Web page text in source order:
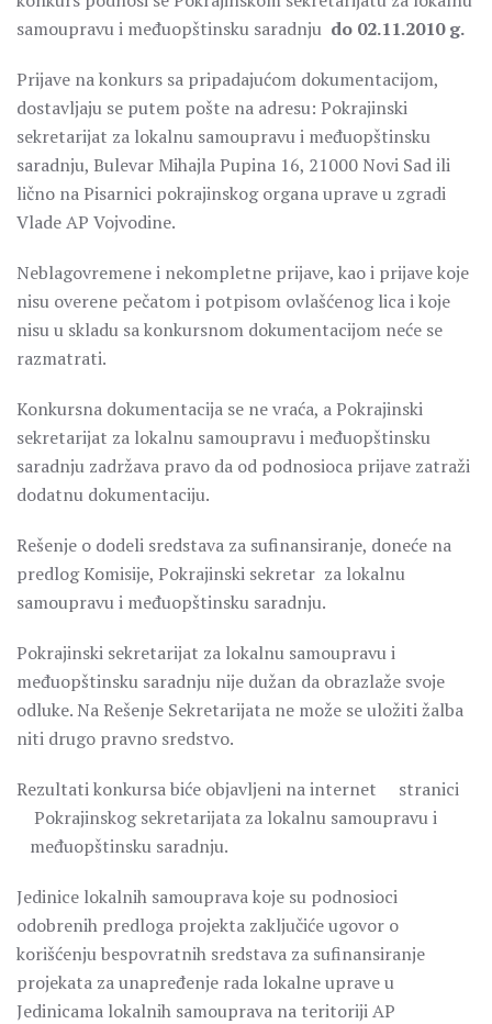
samoupravu i međuopštinsku saradnju do 02.11.2010g.
Prijave na konkurs sa pripadajućom dokumentacijom,
dostavljaju se putem pošte na adresu: Pokrajinski
sekretarijat za lokalnu samoupravu i međuopštinsku
saradnju, Bulevar Mihajla Pupina 16, 21000 Novi Sad ili
lično na Pisarnici pokrajinskog organa uprave u zgradi
Vlade AP Vojvodine.
Neblagovremene i nekompletne prijave, kao i prijave koje
nisu overene pečatom i potpisom ovlašćenog lica i koje
nisu u skladu sa konkursnom dokumentacijom neće se
razmatrati.
Konkursna dokumentacija se ne vraća, a Pokrajinski
sekretarijat za lokalnu samoupravu i međuopštinsku
saradnju zadržava pravo da od podnosioca prijave zatraži
dodatnu dokumentaciju.
Rešenje o dodeli sredstava za sufinansiranje, doneće na
predlog Komisije, Pokrajinski sekretar za lokalnu
samoupravu i međuopštinsku saradnju.
Pokrajinski sekretarijat za lokalnu samoupravu i
međuopštinsku saradnju nije dužan da obrazlaže svoje
odluke. Na Rešenje Sekretarijata ne može se uložiti žalba
niti drugo pravno sredstvo.
Rezultati konkursa biće objavljeni na internet stranici
Pokrajinskog sekretarijata za lokalnu samoupravu i
međuopštinsku saradnju.
Jedinice lokalnih samouprava koje su podnosioci
odobrenih predloga projekta zaključiće ugovor o
korišćenju bespovratnih sredstava za sufinansiranje
projekata za unapređenje rada lokalne uprave u
Jedinicama lokalnih samouprava na teritoriji AP